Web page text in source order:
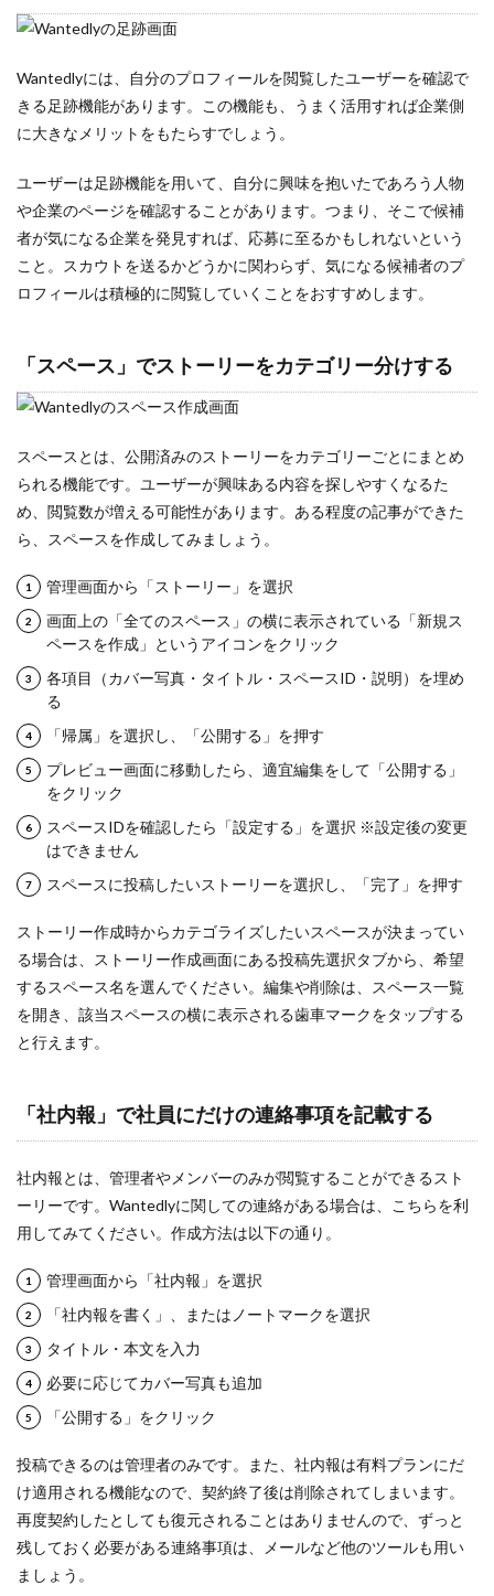
Wantedlyには、自分のプロフィールを閲覧したユーザーを確認で
きる足跡機能があります。この機能も、うまく活用すれば企業側
に大きなメリットをもたらすでしょう。
ユーザーは足跡機能を用いて、自分に興味を抱いたであろう人物
や企業のページを確認することがあります。つまり、そこで候補
者が気になる企業を発見すれば、応募に至るかもしれないという
こと。スカウトを送るかどうかに関わらず、気になる候補者のプ
ロフィールは積極的に閲覧していくことをおすすめします。
「スペース」でストーリーをカテゴリー分けする
スペースとは、公開済みのストーリーをカテゴリーごとにまとめ
られる機能です。ユーザーが興味ある内容を探しやすくなるた
め、閲覧数が増える可能性があります。ある程度の記事ができた
ら、スペースを作成してみましょう。
管理画面から「ストーリー」を選択
画面上の「全てのスペース」の横に表示されている「新規ス
ペースを作成」というアイコンをクリック
各項目（カバー写真・タイトル・スペースID・説明）を埋め
る
「帰属」を選択し、「公開する」を押す
プレビュー画面に移動したら、適宜編集をして「公開する」
をクリック
スペースIDを確認したら「設定する」を選択 ※設定後の変更
はできません
スペースに投稿したいストーリーを選択し、「完了」を押す
ストーリー作成時からカテゴライズしたいスペースが決まってい
る場合は、ストーリー作成画面にある投稿先選択タブから、希望
するスペース名を選んでください。編集や削除は、スペース一覧
を開き、該当スペースの横に表示される歯車マークをタップする
と行えます。
「社内報」で社員にだけの連絡事項を記載する
社内報とは、管理者やメンバーのみが閲覧することができるスト
ーリーです。Wantedlyに関しての連絡がある場合は、こちらを利
用してみてください。作成方法は以下の通り。
管理画面から「社内報」を選択
「社内報を書く」、またはノートマークを選択
タイトル・本文を入力
必要に応じてカバー写真も追加
「公開する」をクリック
投稿できるのは管理者のみです。また、社内報は有料プランにだ
け適用される機能なので、契約終了後は削除されてしまいます。
再度契約したとしても復元されることはありませんので、ずっと
残しておく必要がある連絡事項は、メールなど他のツールも用い
ましょう。